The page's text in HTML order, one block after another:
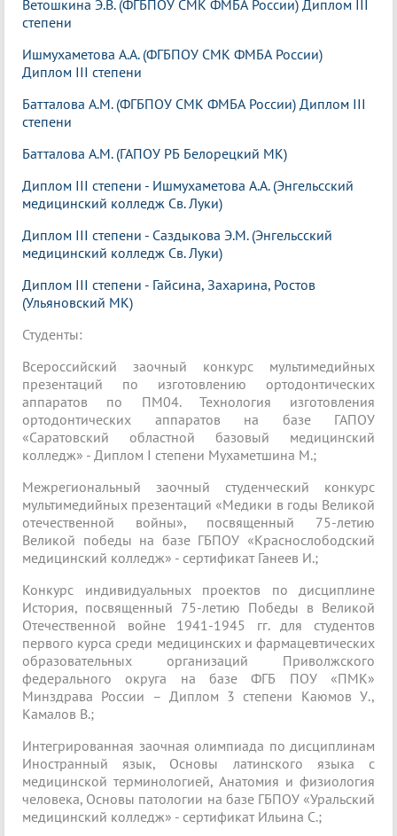
Ветошкина Э.В. (ФГБПОУ СМК ФМБА России) Диплом III
степени
Ишмухаметова А.А. (ФГБПОУ СМК ФМБА России)
Диплом III степени
Батталова А.М. (ФГБПОУ СМК ФМБА России) Диплом III
степени
Батталова А.М. (ГАПОУ РБ Белорецкий МК)
Диплом III степени - Ишмухаметова А.А. (Энгельсский
медицинский колледж Св. Луки)
Диплом III степени - Саздыкова Э.М. (Энгельсский
медицинский колледж Св. Луки)
Диплом III степени - Гайсина, Захарина, Ростов
(Ульяновский МК)
Студенты:
Всероссийский заочный конкурс мультимедийных
презентаций по изготовлению ортодонтических
аппаратов по ПМ04. Технология изготовления
ортодонтических аппаратов на базе ГАПОУ
«Саратовский областной базовый медицинский
колледж» - Диплом I степени Мухаметшина М.;
Межрегиональный заочный студенческий конкурс
мультимедийных презентаций «Медики в годы Великой
отечественной войны», посвященный 75-летию
Великой победы на базе ГБПОУ «Краснослободский
медицинский колледж» - сертификат Ганеев И.;
Конкурс индивидуальных проектов по дисциплине
История, посвященный 75-летию Победы в Великой
Отечественной войне 1941-1945 гг. для студентов
первого курса среди медицинских и фармацевтических
образовательных организаций Приволжского
федерального округа на базе ФГБ ПОУ «ПМК»
Минздрава России – Диплом 3 степени Каюмов У.,
Камалов В.;
Интегрированная заочная олимпиада по дисциплинам
Иностранный язык, Основы латинского языка с
медицинской терминологией, Анатомия и физиология
человека, Основы патологии на базе ГБПОУ «Уральский
медицинский колледж» - сертификат Ильина С.;